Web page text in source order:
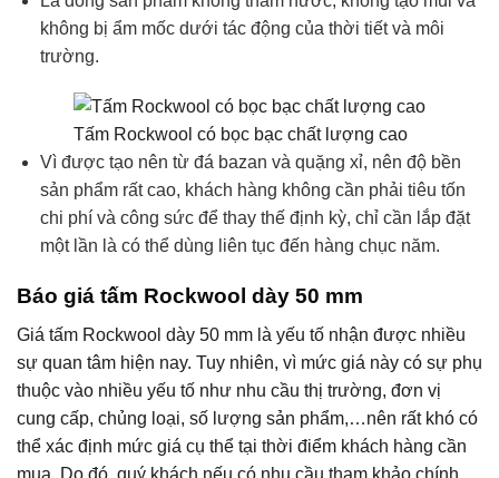
không bị ẩm mốc dưới tác động của thời tiết và môi
trường.
Tấm Rockwool có bọc bạc chất lượng cao
Vì được tạo nên từ đá bazan và quặng xỉ, nên độ bền
sản phẩm rất cao, khách hàng không cần phải tiêu tốn
chi phí và công sức để thay thế định kỳ, chỉ cần lắp đặt
một lần là có thể dùng liên tục đến hàng chục năm.
Báo giá tấm Roc kwool dày 50 mm
Giá tấm Rockwool dày 50 mm là yếu tố nhận được nhiều
sự quan tâm hiện nay. Tuy nhiên, vì mức giá này có sự phụ
thuộc vào nhiều yếu tố như nhu cầu thị trường, đơn vị
cung cấp, chủng loại, số lượng sản phẩm,…nên rất khó có
thể xác định mức giá cụ thể tại thời điểm khách hàng cần
mua. Do đó, quý khách nếu có nhu cầu tham khảo chính